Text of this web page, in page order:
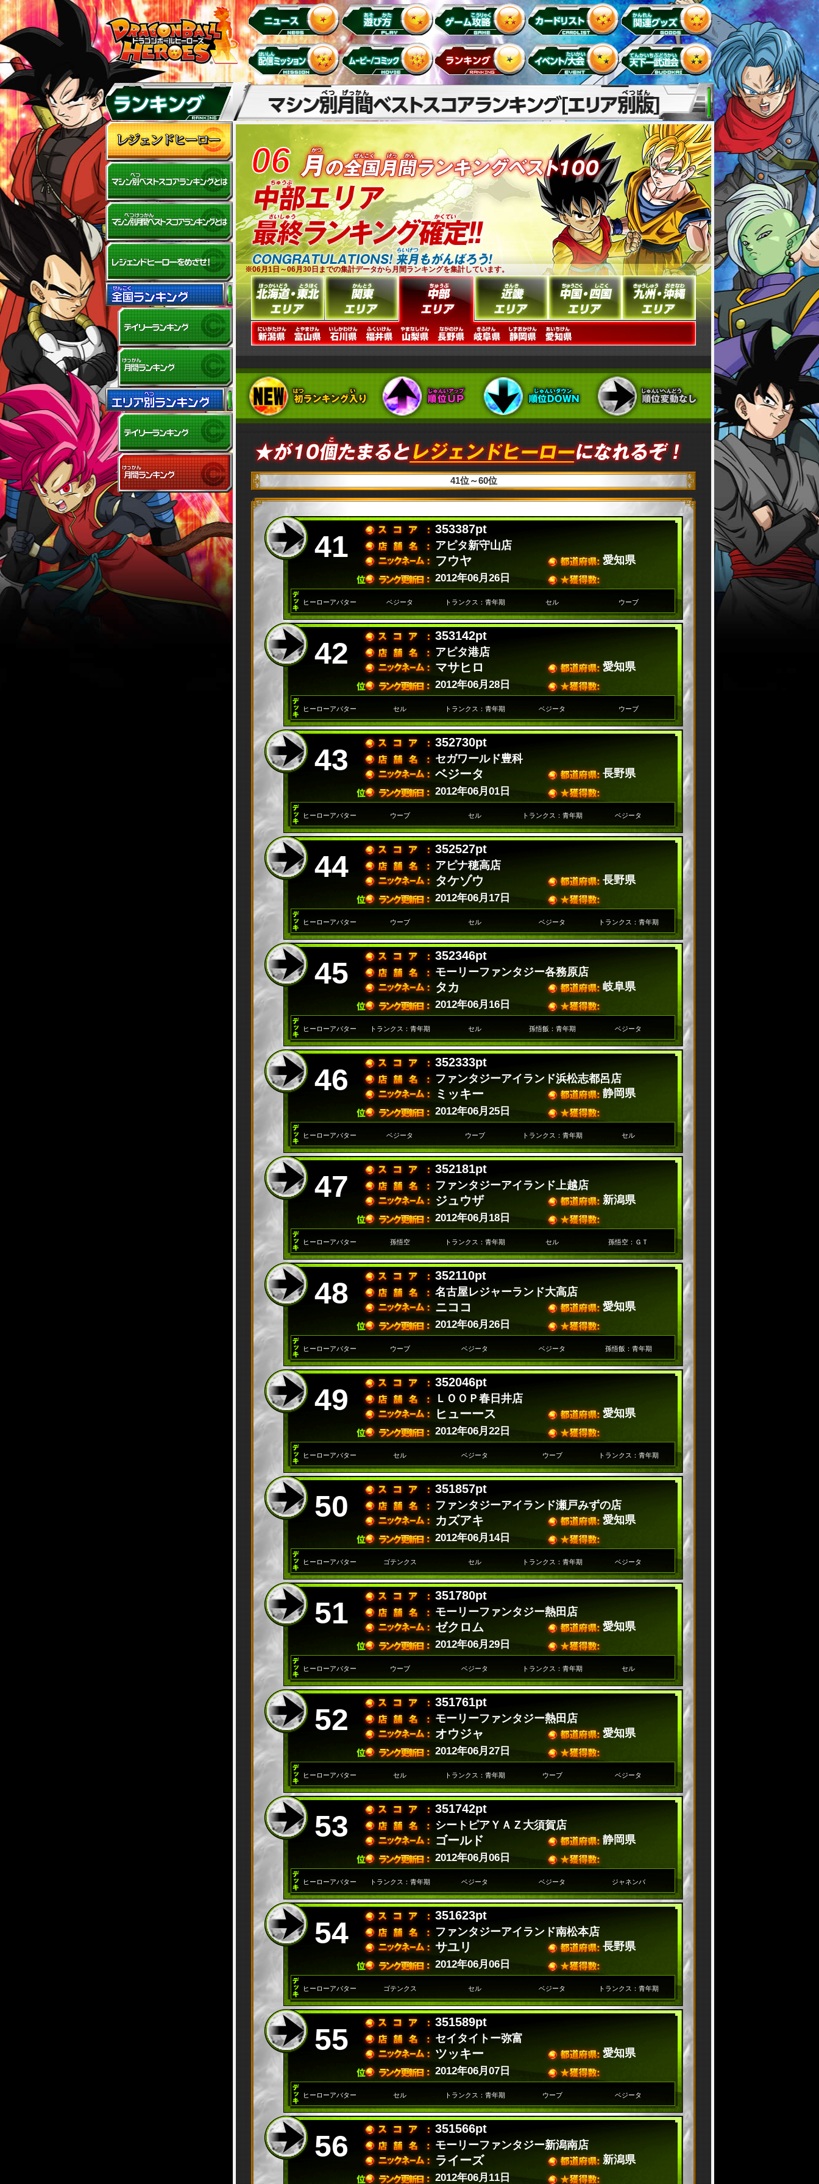
06
※06月1日～06月30日までの集計データから月間ランキングを集計しています。
41位～60位
41
353387pt
アピタ新守山店
2012年06月26日
フウヤ 愛知県
ヒーローアバター ベジータ トランクス：青年期 セル ウーブ
42
353142pt
アピタ港店
2012年06月28日
マサヒロ 愛知県
ヒーローアバター セル トランクス：青年期 ベジータ ウーブ
43
352730pt
セガワールド豊科
2012年06月01日
ベジータ 長野県
ヒーローアバター ウーブ セル トランクス：青年期 ベジータ
44
352527pt
アピナ穂高店
2012年06月17日
タケゾウ 長野県
ヒーローアバター ウーブ セル ベジータ トランクス：青年期
45
352346pt
モーリーファンタジー各務原店
2012年06月16日
タカ 岐阜県
ヒーローアバター トランクス：青年期 セル 孫悟飯：青年期 ベジータ
46
352333pt
ファンタジーアイランド浜松志都呂店
2012年06月25日
ミッキー 静岡県
ヒーローアバター ベジータ ウーブ トランクス：青年期 セル
47
352181pt
ファンタジーアイランド上越店
2012年06月18日
ジュウザ 新潟県
ヒーローアバター 孫悟空 トランクス：青年期 セル 孫悟空：ＧＴ
48
352110pt
名古屋レジャーランド大高店
2012年06月26日
ニココ 愛知県
ヒーローアバター ウーブ ベジータ ベジータ 孫悟飯：青年期
49
352046pt
ＬＯＯＰ春日井店
2012年06月22日
ヒューース 愛知県
ヒーローアバター セル ベジータ ウーブ トランクス：青年期
50
351857pt
ファンタジーアイランド瀬戸みずの店
2012年06月14日
カズアキ 愛知県
ヒーローアバター ゴテンクス セル トランクス：青年期 ベジータ
51
351780pt
モーリーファンタジー熱田店
2012年06月29日
ゼクロム 愛知県
ヒーローアバター ウーブ ベジータ トランクス：青年期 セル
52
351761pt
モーリーファンタジー熱田店
2012年06月27日
オウジャ 愛知県
ヒーローアバター セル トランクス：青年期 ウーブ ベジータ
53
351742pt
シートピアＹＡＺ大須賀店
2012年06月06日
ゴールド 静岡県
ヒーローアバター トランクス：青年期 ベジータ ベジータ ジャネンバ
54
351623pt
ファンタジーアイランド南松本店
2012年06月06日
サユリ 長野県
ヒーローアバター ゴテンクス セル ベジータ トランクス：青年期
55
351589pt
セイタイトー弥富
2012年06月07日
ツッキー 愛知県
ヒーローアバター セル トランクス：青年期 ウーブ ベジータ
56
351566pt
モーリーファンタジー新潟南店
2012年06月11日
ライーズ 新潟県